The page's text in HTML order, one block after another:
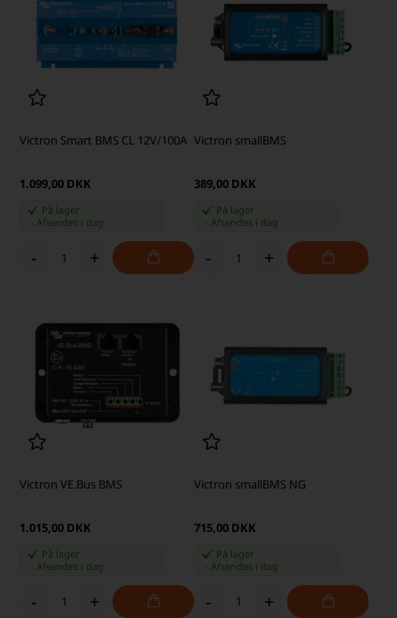
Victron Smart BMS CL 12V/100A
1.099,00 DKK
På lager
-Afsendes i dag
- +
Victron smallBMS
389,00 DKK
På lager
Afsendes i dag
- +
Victron VE.Bus BMS
1.015,00 DKK
På lager
Afsendes i dag
- +
Victron smallBMS NG
715,00 DKK
På lager
Afsendes i dag
- +